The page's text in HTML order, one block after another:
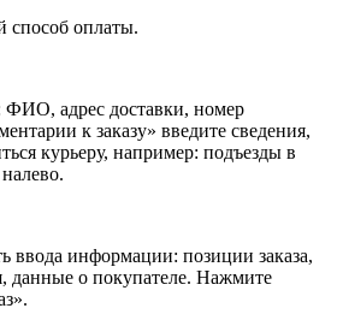
способ оплаты.
ФИО, адрес доставки, номер
к заказу» введите сведения,
курьеру, например: подъезды в
ввода информации: позиции заказа,
данные о покупателе. Нажмите